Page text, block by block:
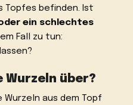
Topfes befinden. Ist
ein schlechtes
Fall zu tun:
Wurzeln über?
Wurzeln aus dem Topf